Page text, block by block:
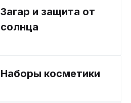
Загар и защита от
солнца
Наборы косметики